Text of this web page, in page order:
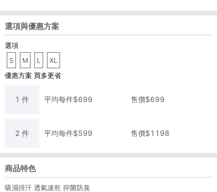
選項與優惠方案
選項
S
M L
XL
優惠方案 買多更省
1 件 平均每件$699 售價$699
2 件 平均每件$599 售價$1198
商品特色
吸濕排汗 透氣速乾 抑菌防臭